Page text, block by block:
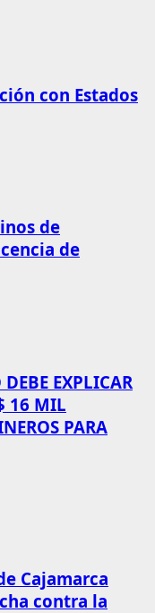
con Estados
de
de
EXPLICAR
16 MIL
PARA
Cajamarca
contra la